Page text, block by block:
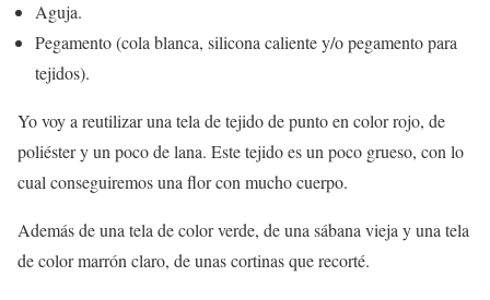
Aguja.
Pegamento (cola blanca, silicona caliente y/o pegamento para
tejidos).
Yo voy a reutilizar una tela de tejido de punto en color rojo, de
poliéster y un poco de lana. Este tejido es un poco grueso, con lo
cual conseguiremos una flor con mucho cuerpo.
Además de una tela de color verde, de una sábana vieja y una tela
de color marrón claro, de unas cortinas que recorté.